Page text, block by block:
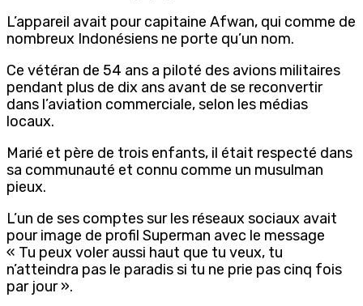
L’appareil avait pour capitaine Afwan, qui comme de
nombreux Indonésiens ne porte qu’un nom.
Ce vétéran de 54 ans a piloté des avions militaires
pendant plus de dix ans avant de se reconvertir
dans l’aviation commerciale, selon les médias
locaux.
Marié et père de trois enfants, il était respecté dans
sa communauté et connu comme un musulman
pieux.
L’un de ses comptes sur les réseaux sociaux avait
pour image de profil Superman avec le message
« Tu peux voler aussi haut que tu veux, tu
n’atteindra pas le paradis si tu ne prie pas cinq fois
par jour ».